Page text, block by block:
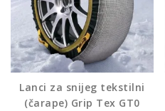
Lanci za snijeg tekstilni
(čarape) Grip Tex GT0